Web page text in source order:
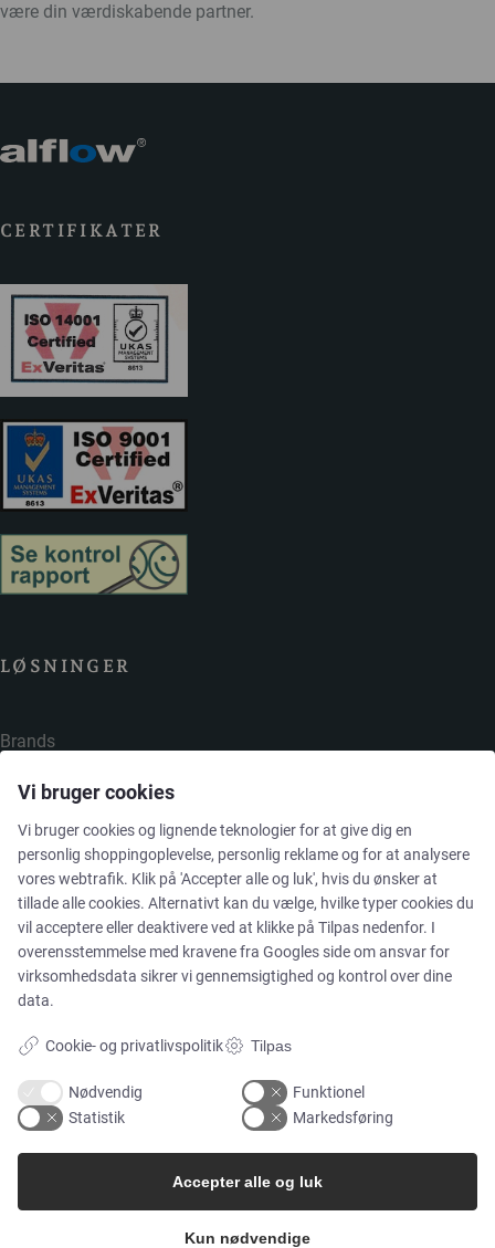
være din værdiskabende partner.
CERTIFIKATER
LØSNINGER
Brands
Cases
Produkter
Services
MARKEDER
Food & Beverage
Pharma & Biotech – Single-Use Solutions
Vi bruger cookies
Vi bruger cookies og lignende teknologier for at give dig en
personlig shoppingoplevelse, personlig reklame og for at analysere
vores webtrafik. Klik på 'Accepter alle og luk', hvis du ønsker at
tillade alle cookies. Alternativt kan du vælge, hvilke typer cookies du
vil acceptere eller deaktivere ved at klikke på Tilpas nedenfor. I
overensstemmelse med kravene fra Googles side om ansvar for
virksomhedsdata sikrer vi gennemsigtighed og kontrol over dine
data.
Cookie- og privatlivspolitik Tilpas
Nødvendig
Funktionel
Statistik
Markedsføring
Kun nødvendige
Accepter alle og luk